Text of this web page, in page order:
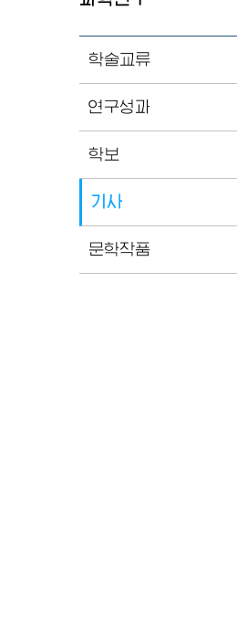
학술교류
연구성과
학보
기사
문학작품